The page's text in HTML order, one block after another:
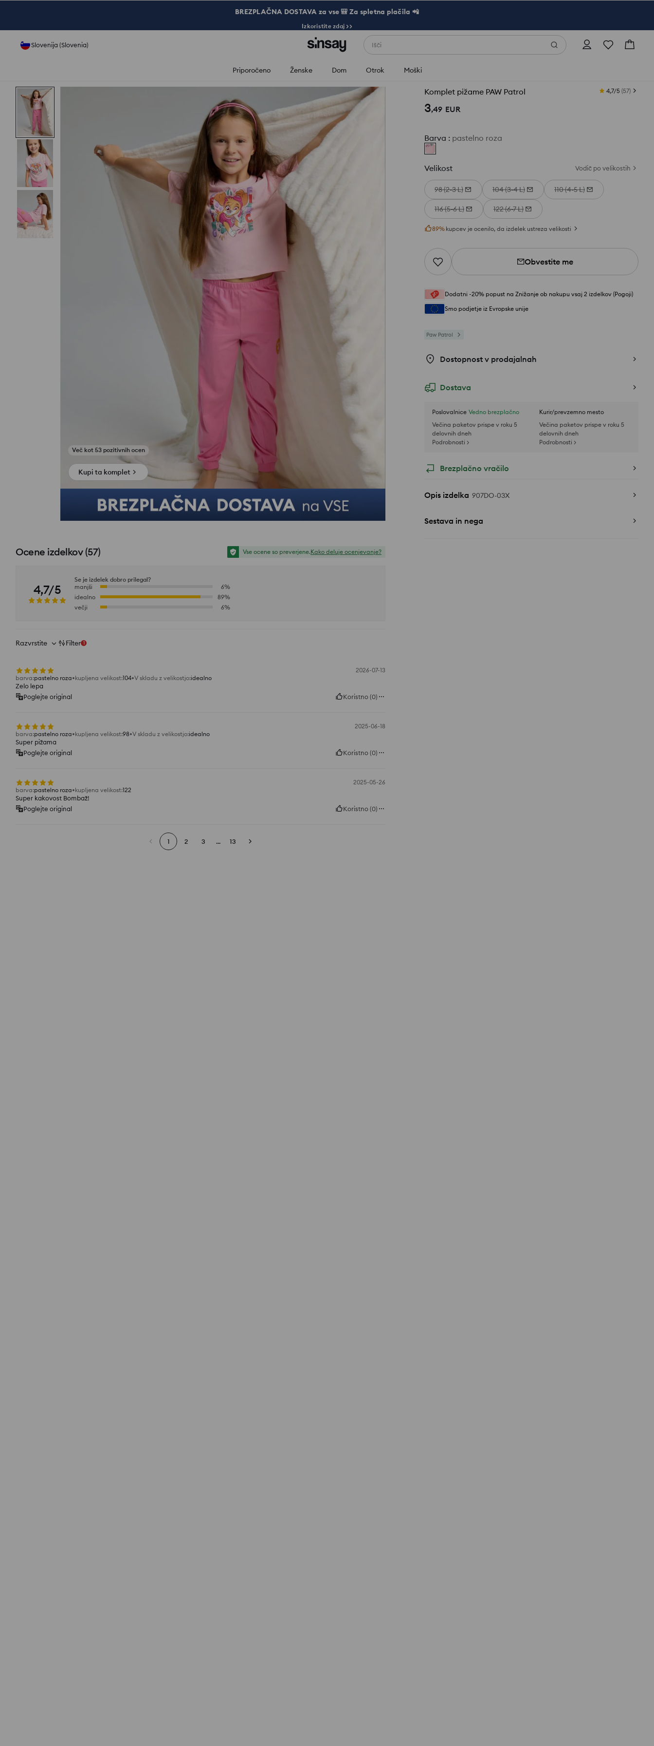
BREZPLAČNA DOSTAVA za vse 🎒 Za spletna plačila 📲
Izkoristite zdaj >>
Slovenija (Slovenia) Išči
Priporočeno Ženske Dom Otrok Moški
Komplet pižame PAW Patrol 4,7/5 (57)
3,49 EUR
Barva : pastelno roza
Velikost Vodič po velikostih
98 (2-3 L) 104 (3-4 L) 110 (4-5 L)
116 (5-6 L) 122 (6-7 L)
89% kupcev je ocenilo, da izdelek ustreza velikosti
Obvestite me
Dodatni -20% popust na Znižanje ob nakupu vsaj 2 izdelkov (Pogoji)
Smo podjetje iz Evropske unije
Paw Patrol
Dostopnost v prodajalnah
Dostava
Poslovalnice Vedno brezplačno
Večina paketov prispe v roku 5
delovnih dneh
Podrobnosti >
Kurir/prevzemno mesto
Večina paketov prispe v roku 5
delovnih dneh
Podrobnosti >
Brezplačno vračilo
Opis izdelka 907DO-03X
Sestava in nega
Poglej fotografije iz ocen
Kupi ta komplet
Ocene izdelkov(57) Vse ocene so preverjene.Kako deluje ocenjevanje?
4,7/5
Se je izdelek dobro prilegal?
manjši
6%
idealno
89%
večji
6%
Razvrstite Filter 1
2026-07-13
barva:pastelno roza kupljena velikost:104 V skladu z velikostjo:idealno
Zelo lepa
Poglejte original
Koristno(0)
2025-06-18
barva:pastelno roza kupljena velikost:98 V skladu z velikostjo:idealno
Super pižama
Poglejte original
Koristno(0)
2025-05-26
barva:pastelno roza kupljena velikost:122
Super kakovost Bombaž!
Poglejte original
Koristno(0)
1 2 3 ... 13